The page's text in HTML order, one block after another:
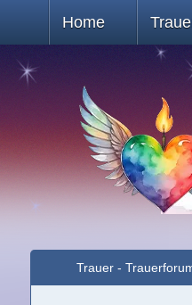
Home
Trauer -